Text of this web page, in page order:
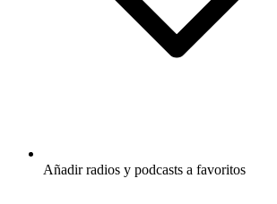
Añadir radios y podcasts a favoritos